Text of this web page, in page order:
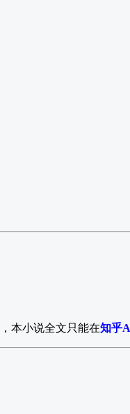
本小说全文只能在知乎